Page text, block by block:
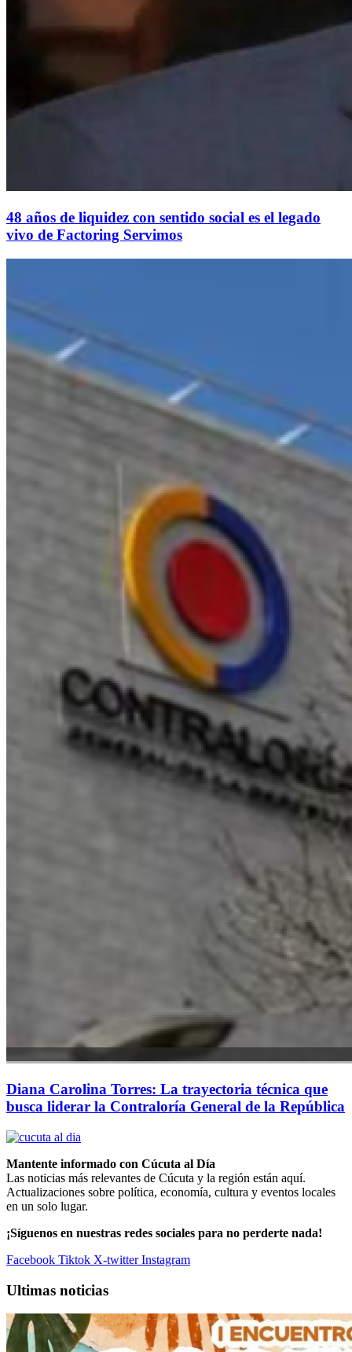
48 años de liquidez con sentido social es el legado
vivo de Factoring Servimos
Diana Carolina Torres: La trayectoria técnica que
busca liderar la Contraloría General de la República
Mantente informado con Cúcuta al Día
Las noticias más relevantes de Cúcuta y la región están aquí.
Actualizaciones sobre política, economía, cultura y eventos locales
en un solo lugar.
¡Síguenos en nuestras redes sociales para no perderte nada!
Facebook Tiktok X-twitter Instagram
Ultimas noticias